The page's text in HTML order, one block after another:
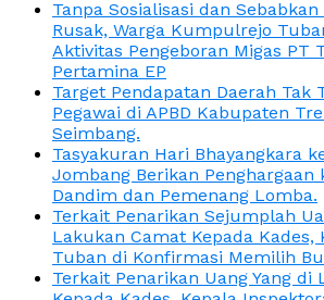
Tanpa Sosialisasi dan
Rusak, Warga Kumpulrejo
Aktivitas Pengeboran Migas PT
Pertamina EP
Target Pendapatan Daerah Tak
Pegawai di APBD Kabupaten
Seimbang.
Tasyakuran Hari Bhayangkara
Jombang Berikan Penghargaan
Dandim dan Pemenang Lomba.
Terkait Penarikan Sejumplah
Lakukan Camat Kepada Kades,
Tuban di Konfirmasi Memilih
Terkait Penarikan Uang Yang di